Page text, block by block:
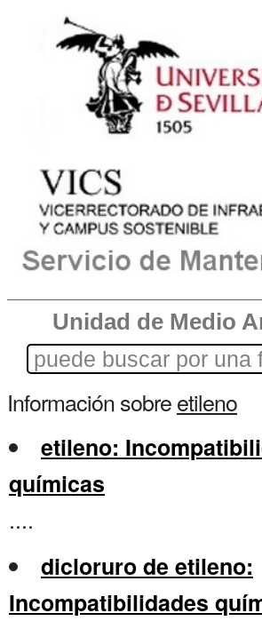
Unidad de Medio
Información sobreetileno
etileno:
químicas
....
dicloruro de etileno:
Incompatibilidades